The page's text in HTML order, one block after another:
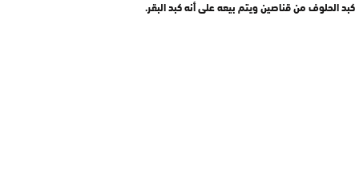
كبد الحلوف من قناصين ويتم بيعه على أنه كبد البقر.